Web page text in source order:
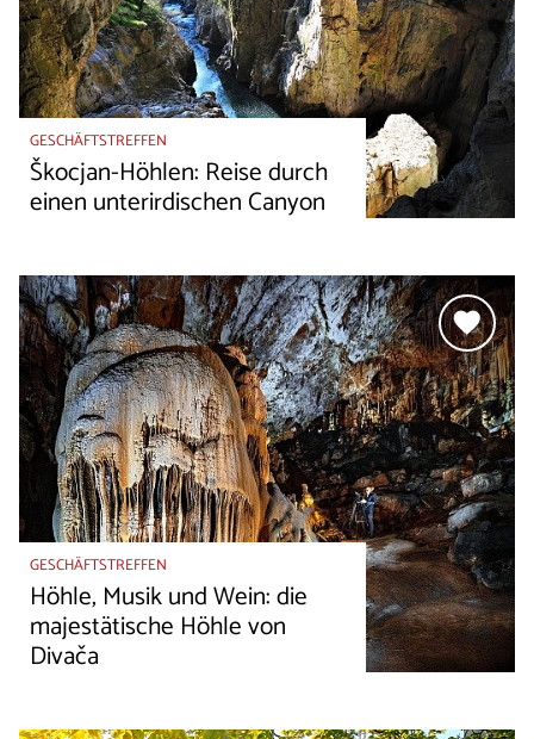
GESCHÄFTSTREFFEN
Škocjan-Höhlen: Reise durch
einen unterirdischen Canyon
GESCHÄFTSTREFFEN
Höhle, Musik und Wein: die
majestätische Höhle von
Divača